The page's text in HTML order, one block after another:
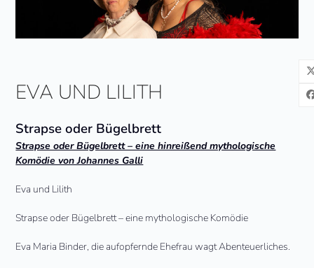
EVA UND LILITH
Strapse oder Bügelbrett
Strapse oder Bügelbrett – eine hinreißend mythologische
Komödie von Johannes Galli
Eva und Lilith
Strapse oder Bügelbrett – eine mythologische Komödie
Eva Maria Binder, die aufopfernde Ehefrau wagt Abenteuerliches.